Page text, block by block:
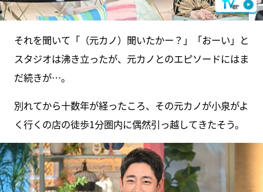
それを聞いて「（元カノ）聞いたかー？」「おーい」と
スタジオは沸き立ったが、元カノとのエピソードにはま
だ続きが…。
別れてから十数年が経ったころ、その元カノが小泉がよ
く行くの店の徒歩1分圏内に偶然引っ越してきたそう。